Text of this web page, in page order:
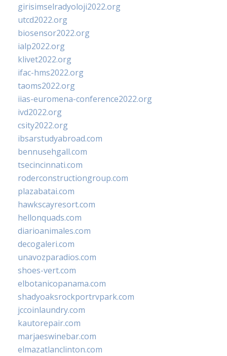
girisimselradyoloji2022.org
utcd2022.org
biosensor2022.org
ialp2022.org
klivet2022.org
ifac-hms2022.org
taoms2022.org
iias-euromena-conference2022.org
ivd2022.org
csity2022.org
ibsarstudyabroad.com
bennusehgall.com
tsecincinnati.com
roderconstructiongroup.com
plazabatai.com
hawkscayresort.com
hellonquads.com
diarioanimales.com
decogaleri.com
unavozparadios.com
shoes-vert.com
elbotanicopanama.com
shadyoaksrockportrvpark.com
jccoinlaundry.com
kautorepair.com
marjaeswinebar.com
elmazatlanclinton.com